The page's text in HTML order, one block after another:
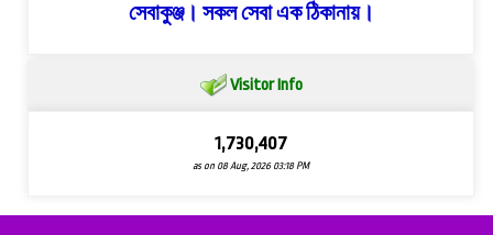
সেবাকুঞ্জ। সকল সেবা এক ঠিকানায়।
Visitor Info
1,730,407
as on 08 Aug, 2026 03:18 PM